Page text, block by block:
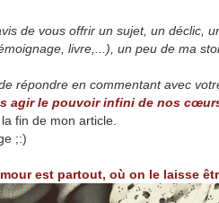
de vous offrir un sujet, un
livre,...), un peu de ma
répondre en commentant avec
agir le pouvoir infini de nos
fin de mon article.
;:)
est partout, où on le laisse